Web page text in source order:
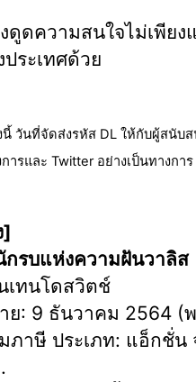
ดูดความสนใจไม่เพีย
ระเทศด้วย
วันที่จัดส่งรหัส DL ให้กับผู้สนับ
ารและ Twitter อย่างเป็นทางการ
]
รบแห่งความฝันวาลิส
เทนโดสวิตช์
ย: 9 ธันวาคม 2564 (
ภาษี ประเภท: แอ็กชั่น